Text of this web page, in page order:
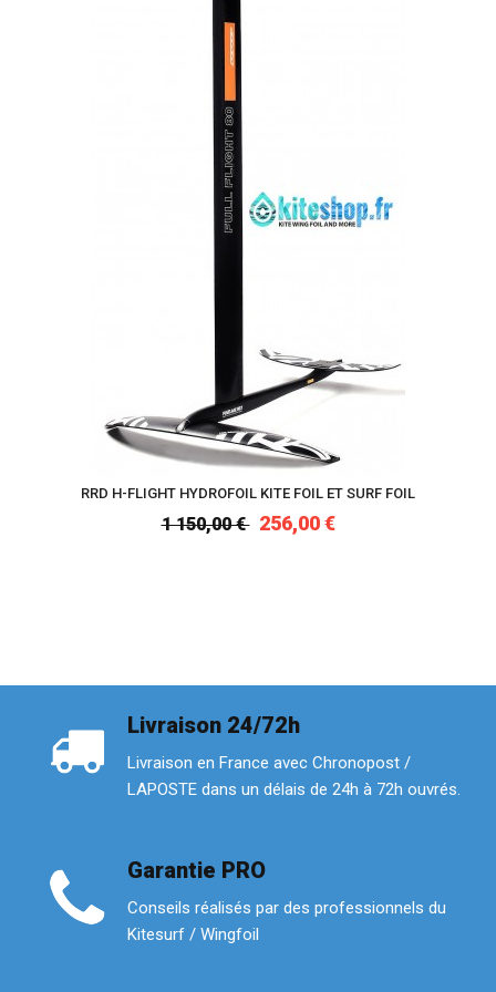
RRD H-FLIGHT HYDROFOIL KITE FOIL ET SURF FOIL
1 150,00 € 256,00 €
Livraison 24/72h
Livraison en France avec Chronopost /
LAPOSTE dans un délais de 24h à 72h ouvrés.
Garantie PRO
Conseils réalisés par des professionnels du
Kitesurf / Wingfoil